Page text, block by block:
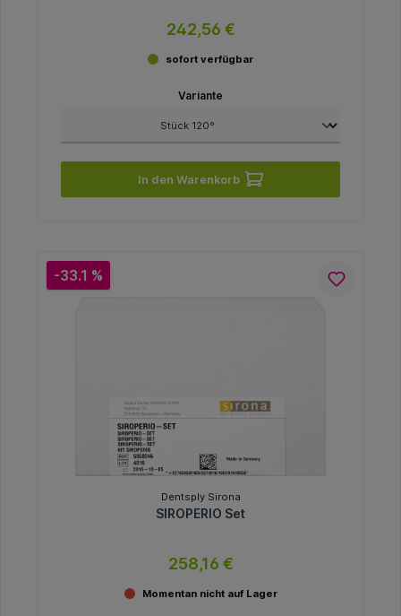
242,56 €
sofort verfügbar
Variante
In den Warenkorb
-33.1 %
Dentsply Sirona
SIROPERIO Set
258,16 €
Momentan nicht auf Lager